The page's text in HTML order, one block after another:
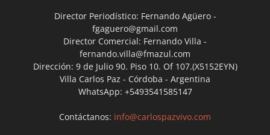
Director Periodístico: Fernando Agüero -
fgaguero@gmail.com
Director Comercial: Fernando Villa -
fernando.villa@fmazul.com
Dirección: 9 de Julio 90. Piso 10. Of 107.(X5152EYN)
Villa Carlos Paz - Córdoba - Argentina
WhatsApp: +5493541585147
Contáctanos: info@carlospazvivo.com